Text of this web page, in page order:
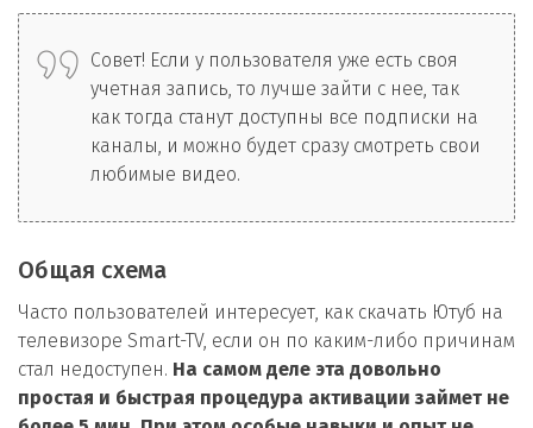
Совет! Если у пользователя уже есть своя
учетная запись, то лучше зайти с нее, так
как тогда станут доступны все подписки на
каналы, и можно будет сразу смотреть свои
любимые видео.
Общая схема
Часто пользователей интересует, как скачать Ютуб на
телевизоре Smart-TV, если он по каким-либо причинам
стал недоступен. На самом деле эта довольно
простая и быстрая процедура активации займет не